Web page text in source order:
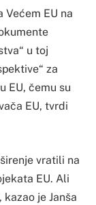
Većem EU na
u toj
za
EU, čemu su
EU, tvrdi
vratili na
EU. Ali
je Janša